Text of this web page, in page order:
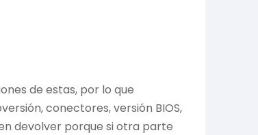
de estas, por lo que
conectores, versión BIOS,
devolver porque si otra parte